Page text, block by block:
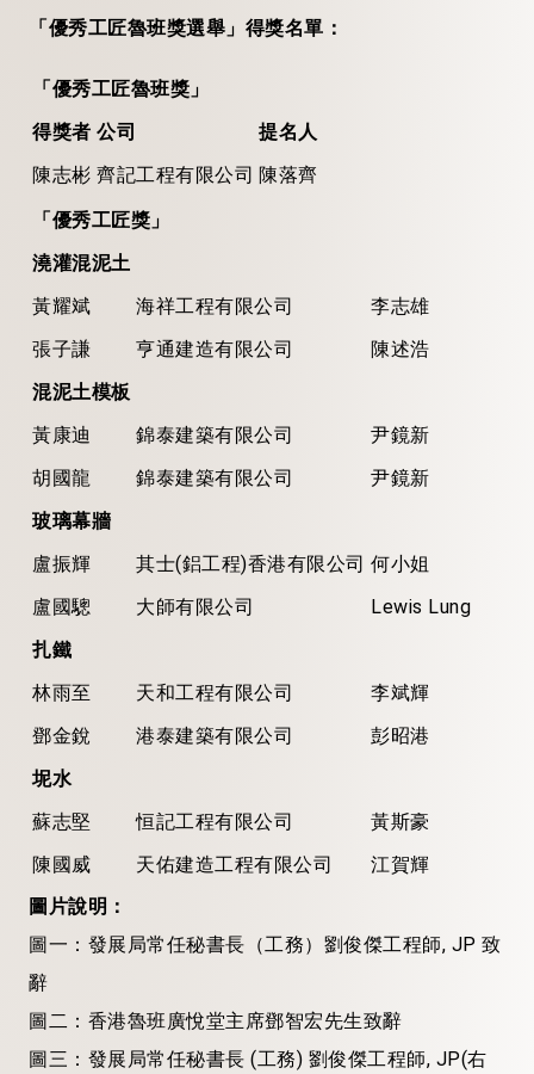
「優秀工匠魯班獎選舉」得獎名單：
「優秀工匠魯班獎」
得獎者 公司
提名人
陳志彬 齊記工程有限公司 陳落齊
「優秀工匠獎」
澆灌混泥土
黃耀斌
海祥工程有限公司
李志雄
張子謙
亨通建造有限公司
陳述浩
混泥土模板
黃康迪
錦泰建築有限公司
尹鏡新
胡國龍
錦泰建築有限公司
尹鏡新
玻璃幕牆
盧振輝
其士(鋁工程)香港有限公司 何小姐
盧國驄
大師有限公司
Lewis Lung
扎鐵
林雨至
天和工程有限公司
李斌輝
鄧金銳
港泰建築有限公司
彭昭港
坭水
蘇志堅
恒記工程有限公司
黃斯豪
陳國威
天佑建造工程有限公司
江賀輝
圖片說明：
圖一：發展局常任秘書長（工務）劉俊傑工程師, JP 致
辭
圖二：香港魯班廣悅堂主席鄧智宏先生致辭
圖三：發展局常任秘書長 (工務) 劉俊傑工程師, JP(右